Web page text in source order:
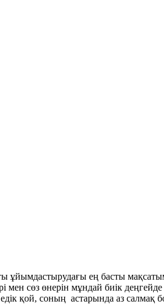
ең басты
сөз өнерін мұндай биік
қой, соның астарында аз салмақ